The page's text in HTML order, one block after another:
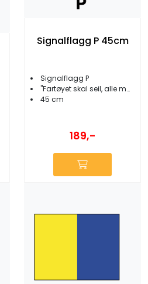
Signalflagg P 45cm
Signalflagg P
''Fartøyet skal seil, alle må ombord''
45 cm
189,-